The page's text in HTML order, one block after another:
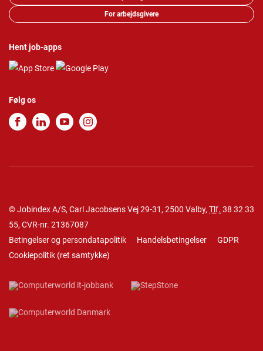
For arbejdsgivere
Hent job-apps
Følg os
© Jobindex A/S, Carl Jacobsens Vej 29-31, 2500 Valby, Tlf. 38 32 33
55, CVR-nr. 21367087
Betingelser og persondatapolitik
Handelsbetingelser
GDPR
Cookiepolitik (ret samtykke)